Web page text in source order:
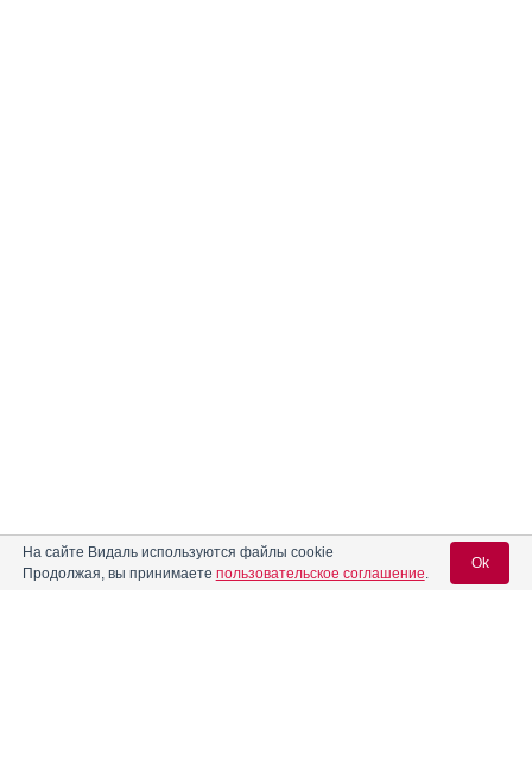
На сайте Видаль используются файлы cookie
Продолжая, вы принимаете пользовательское соглашение.
Ok